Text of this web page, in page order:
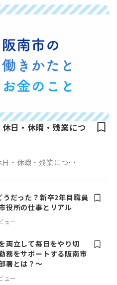
日・休暇・残業につ
・休暇・残業につい
うだった？新卒2年目職員
役所の仕事とリアル
ュー
両立して毎日をやり切
務をサポートする阪南市
署とは？～
ュー